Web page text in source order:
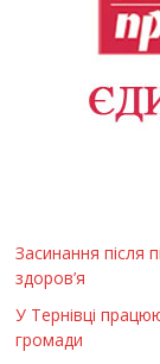
Засинання після
здоров’я
У Тернівці
громади